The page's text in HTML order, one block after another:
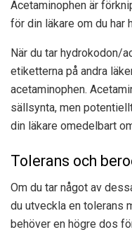
Acetaminophen är
för din läkare om du har
När du tar hydrokodon/
etiketterna på andra
acetaminophen.
sällsynta, men
din läkare omedelbart
Tolerans och
Om du tar något av
du utveckla en tolerans
behöver en högre dos